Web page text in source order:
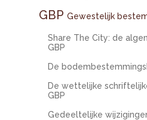
GBP Gewestelijk
Share The City: de
GBP
De
De wettelijke
GBP
Gedeeltelijke